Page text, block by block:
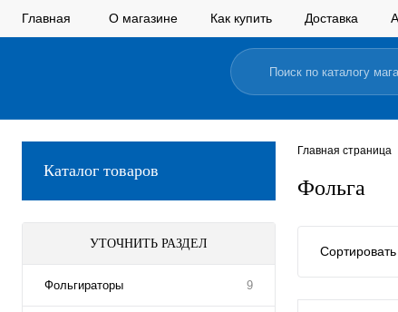
Главная О магазине Как купить Доставка
Каталог товаров
УТОЧНИТЬ РАЗДЕЛ
Фольгираторы 9
Главная страница
Фольга